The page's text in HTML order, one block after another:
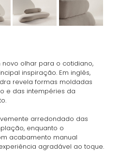
novo olhar para o cotidiano,
inspiração. Em inglês,
revela formas moldadas
e das intempéries da
arredondado das
enquanto o
acabamento manual
agradável ao toque.